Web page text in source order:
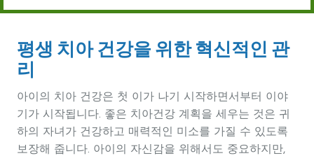
평생 치아 건강을 위한 혁신적인 관
리
아이의 치아 건강은 첫 이가 나기 시작하면서부터 이야
기가 시작됩니다. 좋은 치아건강 계획을 세우는 것은 귀
하의 자녀가 건강하고 매력적인 미소를 가질 수 있도록
보장해 줍니다. 아이의 자신감을 위해서도 중요하지만,